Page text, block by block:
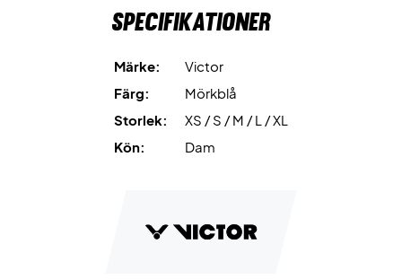
Specifikationer
Märke:
Victor
Färg:
Mörkblå
Storlek:
XS / S / M / L / XL
Kön:
Dam